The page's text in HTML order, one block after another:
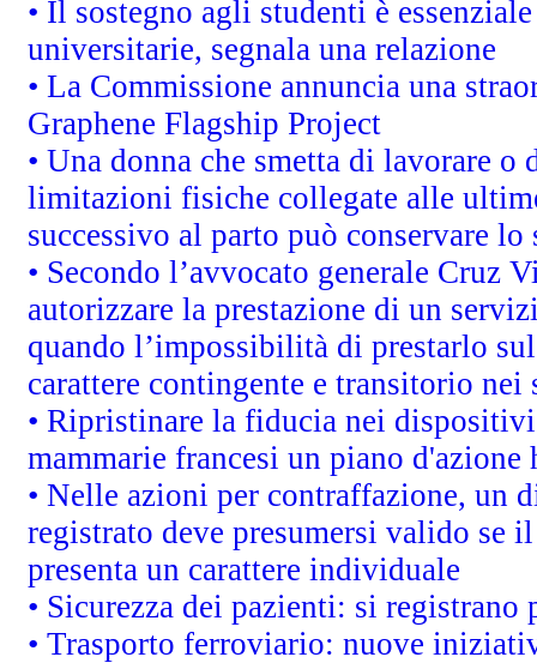
• Il sostegno agli studenti è
universitarie, segnala una relazione
• La Commissione annuncia una
Graphene Flagship Project
• Una donna che smetta di lavorare
limitazioni fisiche collegate alle
successivo al parto può conservare
• Secondo l’avvocato generale Cruz
autorizzare la prestazione di un
quando l’impossibilità di prestarlo
carattere contingente e transitorio
• Ripristinare la fiducia nei
mammarie francesi un piano
• Nelle azioni per contraffazione, un
registrato deve presumersi valido se
presenta un carattere individuale
• Sicurezza dei pazienti: si
• Trasporto ferroviario: nuove